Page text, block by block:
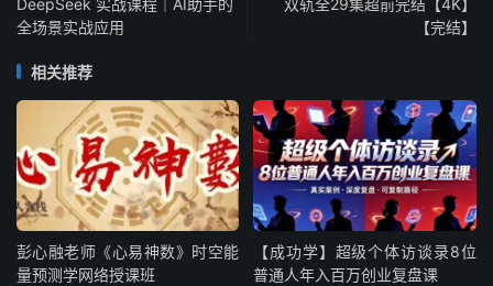
全场景实战应用
【完结】
相关推荐
彭心融老师《心易神数》时空能
量预测学网络授课班
【成功学】超级个体访谈录8位
普通人年入百万创业复盘课